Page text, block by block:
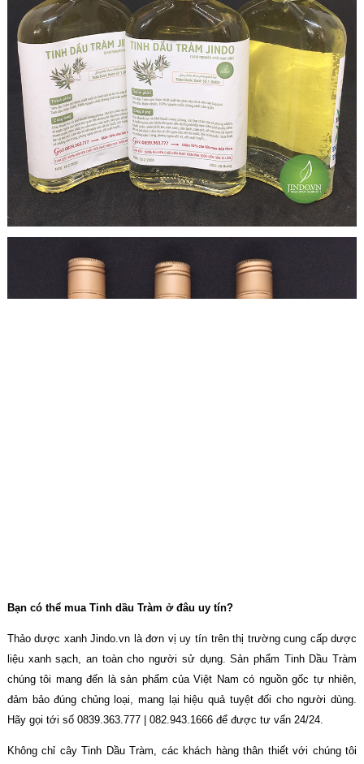
Bạn có thể mua Tinh dầu Tràm ở đâu uy tín?
Thảo dược xanh Jindo.vn là đơn vị uy tín trên thị trường cung cấp dược
liệu xanh sạch, an toàn cho người sử dụng. Sản phẩm Tinh Dầu Tràm
chúng tôi mang đến là sản phẩm của Việt Nam có nguồn gốc tự nhiên,
đảm bảo đúng chủng loại, mang lại hiệu quả tuyệt đối cho người dùng.
Hãy gọi tới số 0839.363.777 | 082.943.1666 để được tư vấn 24/24.
Không chỉ cây Tinh Dầu Tràm, các khách hàng thân thiết với chúng tôi